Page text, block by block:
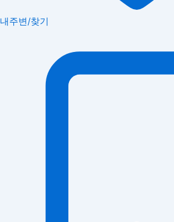
내주변/찾기